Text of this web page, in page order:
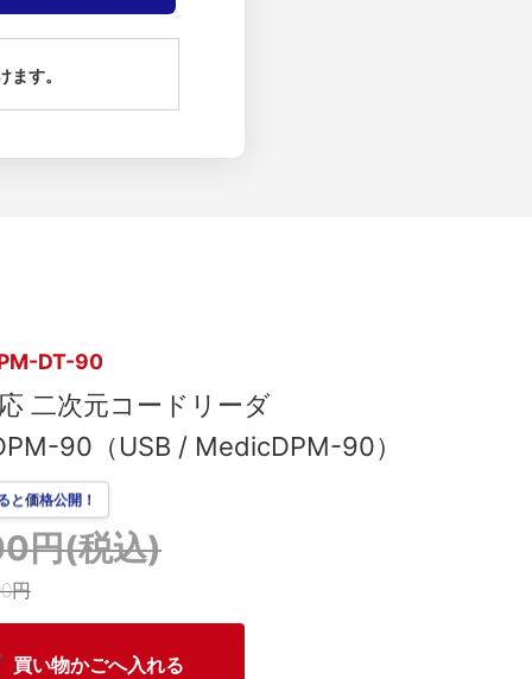
ます。
DT-90
二次元コードリーダ
90（USB / MedicDPM-90）
円(税込)
と価格公開！
円
買い物かごへ入れる